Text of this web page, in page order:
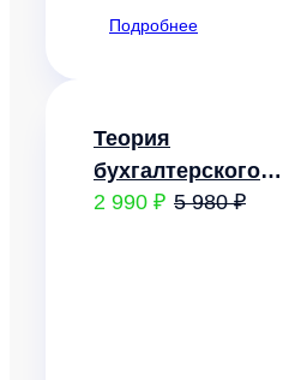
Подробнее
Теория
бухгалтерского
учета
2 990 ₽ 5 980 ₽